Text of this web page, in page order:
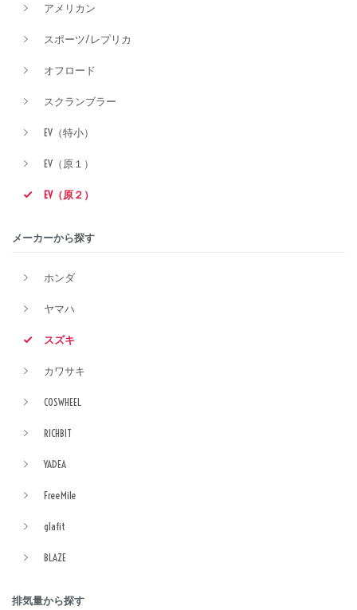
アメリカン
スポーツ/レプリカ
オフロード
スクランブラー
EV（特小）
EV（原１）
EV（原２）
メーカーから探す
ホンダ
ヤマハ
スズキ
カワサキ
COSWHEEL
RICHBIT
YADEA
FreeMile
glafit
BLAZE
排気量から探す